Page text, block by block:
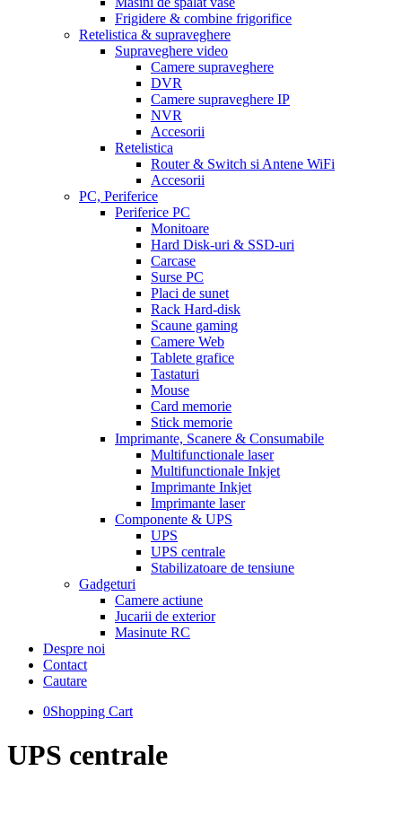
Frigidere & combine frigorifice
Retelistica & supraveghere
Supraveghere video
Camere supraveghere
DVR
Camere supraveghere IP
NVR
Accesorii
Retelistica
Router & Switch si Antene WiFi
Accesorii
PC, Periferice
Periferice PC
Monitoare
Hard Disk-uri & SSD-uri
Carcase
Surse PC
Placi de sunet
Rack Hard-disk
Scaune gaming
Camere Web
Tablete grafice
Tastaturi
Mouse
Card memorie
Stick memorie
Imprimante, Scanere & Consumabile
Multifunctionale laser
Multifunctionale Inkjet
Imprimante Inkjet
Imprimante laser
Componente & UPS
UPS
UPS centrale
Stabilizatoare de tensiune
Gadgeturi
Camere actiune
Jucarii de exterior
Masinute RC
Despre noi
Contact
Cautare
0Shopping Cart
UPS centrale